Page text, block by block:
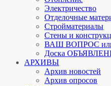
Электричество
Отделочные
Стройматериалы
Стены и
ВАШ ВОПРОС
Доска
АРХИВЫ
Архив новостей
Архив опросов